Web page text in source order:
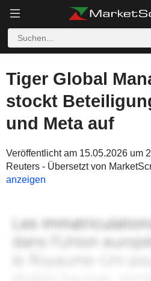
Tiger Global
stockt
und Meta auf
Veröffentlicht am 15.05.2026 um
Reuters - Übersetzt von
anzeigen